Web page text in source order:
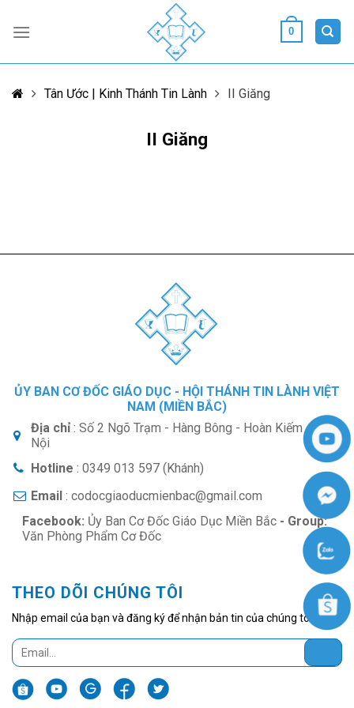
0
Tân Ước | Kinh Thánh Tin Lành II Giăng
II Giăng
ỦY BAN CƠ ĐỐC GIÁO DỤC - HỘI THÁNH TIN LÀNH VIỆT
NAM (MIỀN BẮC)
Địa chỉ : Số 2 Ngõ Trạm - Hàng Bông - Hoàn Kiếm - Hà
Nội
Hotline : 0349 013 597 (Khánh)
Email : codocgiaoducmienbac@gmail.com
Facebook: Ủy Ban Cơ Đốc Giáo Dục Miền Bắc- Group:
Văn Phòng Phẩm Cơ Đốc
THEO DÕI CHÚNG TÔI
Nhập email của bạn và đăng ký để nhận bản tin của chúng tôi